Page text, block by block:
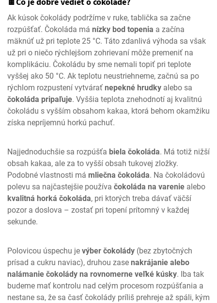
Ak kúsok čokolády podržíme v ruke, tablička sa začne
rozpúšťať. Čokoláda má nízky bod topenia a začína
mäknúť už pri teplote 25 °C. Táto zdanlivá výhoda sa však
už pri o niečo rýchlejšom zohrievaní môže premeniť na
komplikáciu. Čokoládu by sme nemali topiť pri teplote
vyššej ako 50 °C. Ak teplotu neustriehneme, začnú sa po
rýchlom rozpustení vytvárať nepekné hrudky alebo sa
čokoláda pripaľuje. Vyššia teplota znehodnotí aj kvalitnú
čokoládu s vyšším obsahom kakaa, ktorá behom okamžiku
získa nepríjemnú horkú pachuť.
Najjednoduchšie sa rozpúšťa biela čokoláda. Má totiž nižší
obsah kakaa, ale za to vyšší obsah tukovej zložky.
Podobné vlastnosti má mliečna čokoláda. Na čokoládovú
polevu sa najčastejšie používa čokoláda na varenie alebo
kvalitná horká čokoláda, pri ktorých treba dávať väčší
pozor a doslova – zostať pri topení prítomný v každej
sekunde.
Polovicou úspechu je výber čokolády (bez zbytočných
prísad a cukru naviac), druhou zase nakrájanie alebo
nalámanie čokolády na rovnomerne veľké kúsky. Iba tak
budeme mať kontrolu nad celým procesom rozpúšťania a
nestane sa, že sa časť čokolády príliš prehreje až spáli, kým